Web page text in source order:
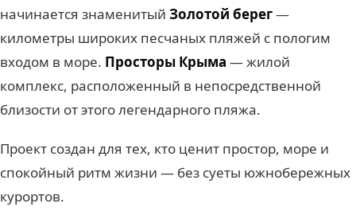
начинается знаменитый Золотой берег—
километры широких песчаных пляжей с пологим
входом в море. Просторы Крыма — жилой
комплекс, расположенный в непосредственной
близости от этого легендарного пляжа.
Проект создан для тех, кто ценит простор, море и
спокойный ритм жизни — без суеты южнобережных
курортов.